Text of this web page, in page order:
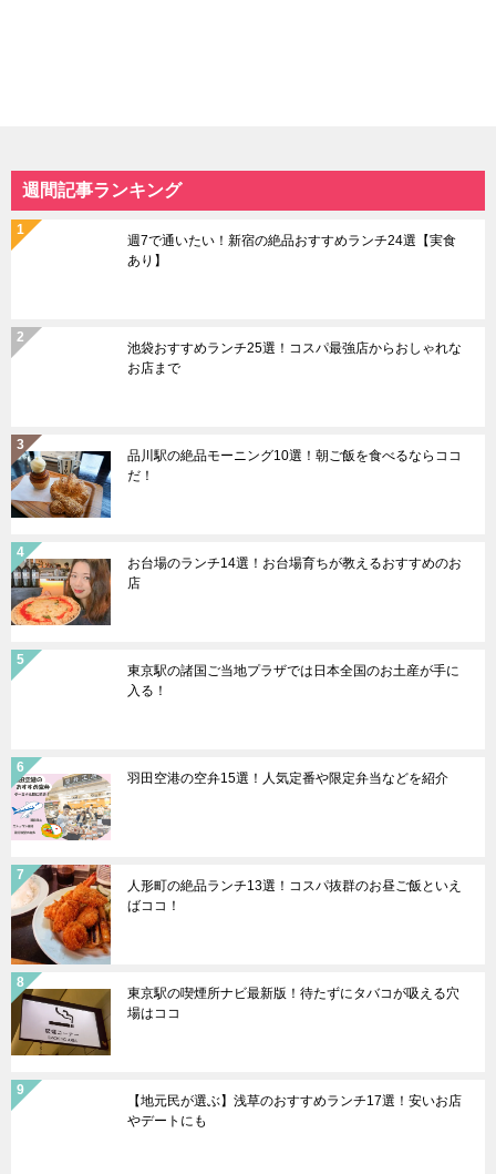
週間記事ランキング
週7で通いたい！新宿の絶品おすすめランチ24選【実食
あり】
池袋おすすめランチ25選！コスパ最強店からおしゃれな
お店まで
品川駅の絶品モーニング10選！朝ご飯を食べるならココ
だ！
お台場のランチ14選！お台場育ちが教えるおすすめのお
店
東京駅の諸国ご当地プラザでは日本全国のお土産が手に
入る！
羽田空港の空弁15選！人気定番や限定弁当などを紹介
人形町の絶品ランチ13選！コスパ抜群のお昼ご飯といえ
ばココ！
東京駅の喫煙所ナビ最新版！待たずにタバコが吸える穴
場はココ
【地元民が選ぶ】浅草のおすすめランチ17選！安いお店
やデートにも